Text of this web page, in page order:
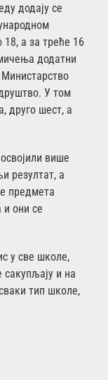
додају се
18, а за треће 16
додатни
Министарство
У том
друго шест, а
више
резултат, а
предмета
и они се
у све школе,
и на
тип школе,